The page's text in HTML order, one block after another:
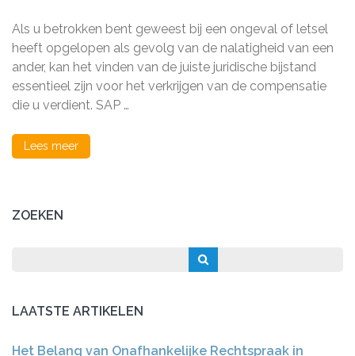
van
SAP
Letselschade
Advocaten:
Uw
Als u betrokken bent geweest bij een ongeval of letsel
heeft opgelopen als gevolg van de nalatigheid van een
ander, kan het vinden van de juiste juridische bijstand
essentieel zijn voor het verkrijgen van de compensatie
die u verdient. SAP …
Lees meer
ZOEKEN
LAATSTE ARTIKELEN
Het Belang van Onafhankelijke Rechtspraak in